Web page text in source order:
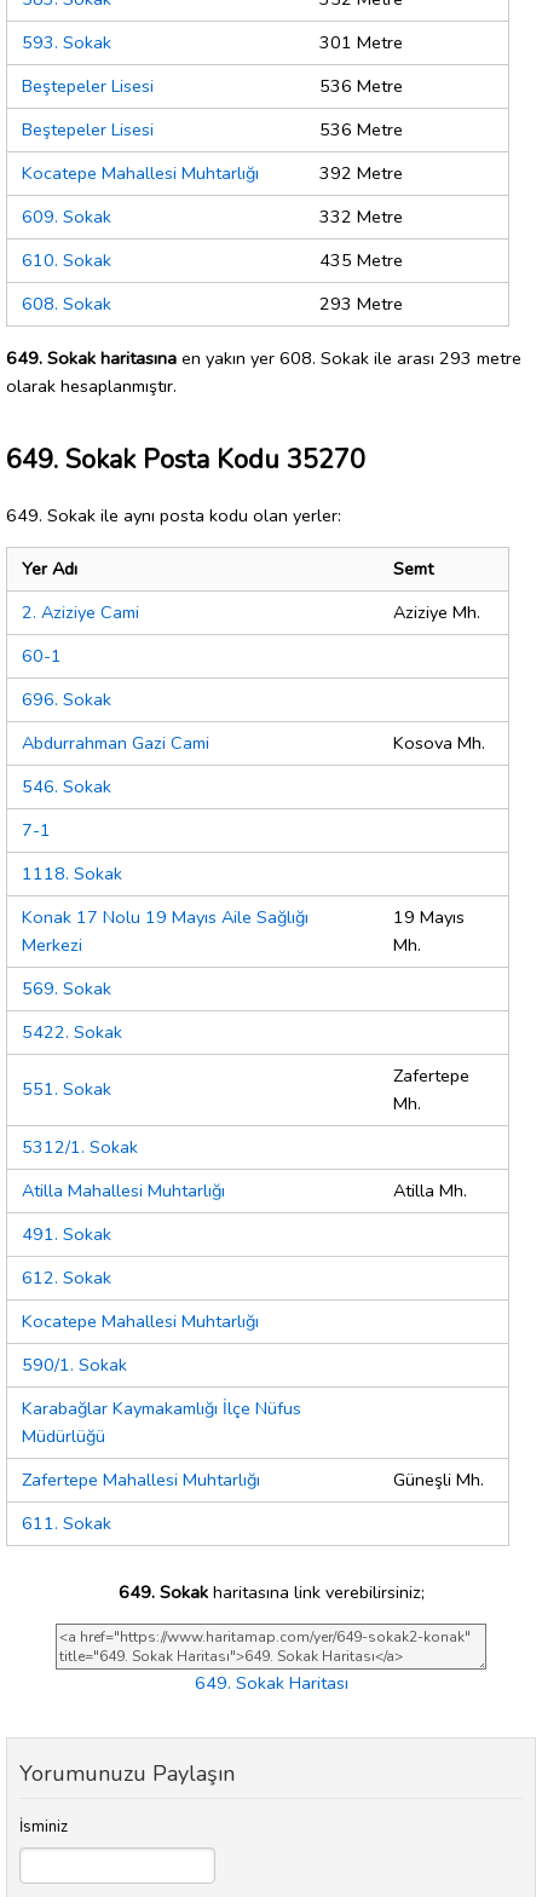
593. Sokak
301 Metre
Beştepeler Lisesi
536 Metre
Beştepeler Lisesi
536 Metre
Kocatepe Mahallesi Muhtarlığı
392 Metre
609. Sokak
332 Metre
610. Sokak
435 Metre
608. Sokak
293 Metre
649. Sokak haritasına en yakın yer 608. Sokak ile arası 293 metre
olarak hesaplanmıştır.
649. Sokak Posta Kodu 35270
649. Sokak ile aynı posta kodu olan yerler:
Yer Adı
Semt
2. Aziziye Cami
Aziziye Mh.
60-1
696. Sokak
Abdurrahman Gazi Cami
Kosova Mh.
546. Sokak
7-1
1118. Sokak
Konak 17 Nolu 19 Mayıs Aile Sağlığı
Merkezi
19 Mayıs
Mh.
569. Sokak
5422. Sokak
551. Sokak
Zafertepe
Mh.
5312/1. Sokak
Atilla Mahallesi Muhtarlığı
Atilla Mh.
491. Sokak
612. Sokak
Kocatepe Mahallesi Muhtarlığı
590/1. Sokak
Karabağlar Kaymakamlığı İlçe Nüfus
Müdürlüğü
Zafertepe Mahallesi Muhtarlığı
Güneşli Mh.
611. Sokak
649. Sokakharitasına link verebilirsiniz;
649. Sokak Haritası
Yorumunuzu Paylaşın
İsminiz